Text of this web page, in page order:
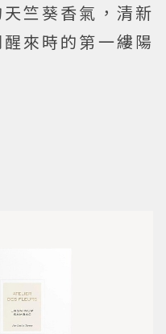
竺葵香氣，清新
來時的第一縷陽